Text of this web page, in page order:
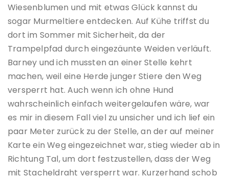
Wiesenblumen und mit etwas Glück kannst du
sogar Murmeltiere entdecken. Auf Kühe triffst du
dort im Sommer mit Sicherheit, da der
Trampelpfad durch eingezäunte Weiden verläuft.
Barney und ich mussten an einer Stelle kehrt
machen, weil eine Herde junger Stiere den Weg
versperrt hat. Auch wenn ich ohne Hund
wahrscheinlich einfach weitergelaufen wäre, war
es mir in diesem Fall viel zu unsicher und ich lief ein
paar Meter zurück zu der Stelle, an der auf meiner
Karte ein Weg eingezeichnet war, stieg wieder ab in
Richtung Tal, um dort festzustellen, dass der Weg
mit Stacheldraht versperrt war. Kurzerhand schob